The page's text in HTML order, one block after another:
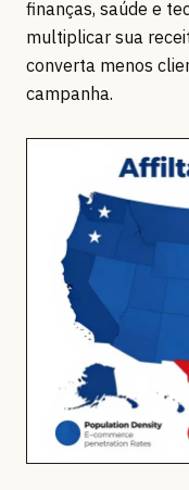
finanças, saúde e
multiplicar sua
converta menos
campanha.